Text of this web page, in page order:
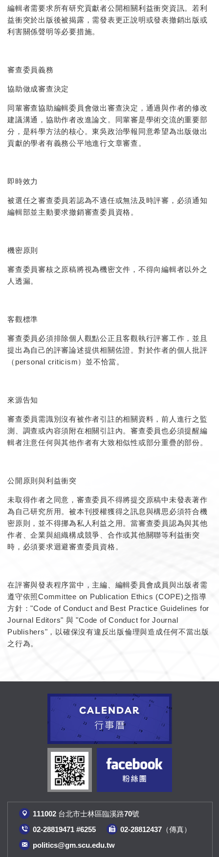
編輯者需要求所有研究貢獻者公開相關利益衝突資訊。若利
益衝突於出版後被揭露，需發表更正說明或發表撤銷出版或
利害關係聲明等必要措施。
審查委員義務
協助做成審查決定
同輩審查協助編輯委員會做出審查決定，通過與作者的修改
建議溝通，協助作者改進論文。同輩審是學術交流的重要部
分，是科學方法的核心。東吳政治學報同意希望為出版做出
貢獻的學者有義務公平地進行文章審查。
即時效力
被選任之審查委員若認為不適任或無法及時評審，必須通知
編輯部並主動要求撤銷審查委員資格。
機密原則
審查委員審核之原稿將視為機密文件，不得向編輯者以外之
人透漏。
客觀標準
審查委員必須排除個人觀點公正且客觀執行評審工作，並且
提出為自己的評審論述提供相關佐證。對於作者的個人批評
（personal criticism）並不恰當。
來源告知
審查委員需識別沒有被作者引註的相關資料，前人進行之監
測、調查或內容須附在相關引註內。審查委員也必須提醒編
輯者注意任何與其他作者有大致相似性或部分重疊的部份。
公開原則與利益衝突
未取得作者之同意，審查委員不得將提交原稿中未發表著作
為自己研究所用。被本刊授權獲得之訊息與構思必須符合機
密原則，並不得挪為私人利益之用。當審查委員認為與其他
作者、企業與組織構成競爭、合作或其他關聯等利益衝突
時，必須要求迴避審查委員資格。
在評審與發表程序當中，主編、編輯委員會成員與出版者需
遵守依照Committee on Publication Ethics (COPE)之指導
方針："Code of Conduct and Best Practice Guidelines for
Journal Editors" 與 "Code of Conduct for Journal
Publishers"，以確保沒有違反出版倫理與造成任何不當出版
之行為。
111002 台北市士林區臨溪路70號
02-28819471 #6255
02-28812437（傳真）
politics@gm.scu.edu.tw